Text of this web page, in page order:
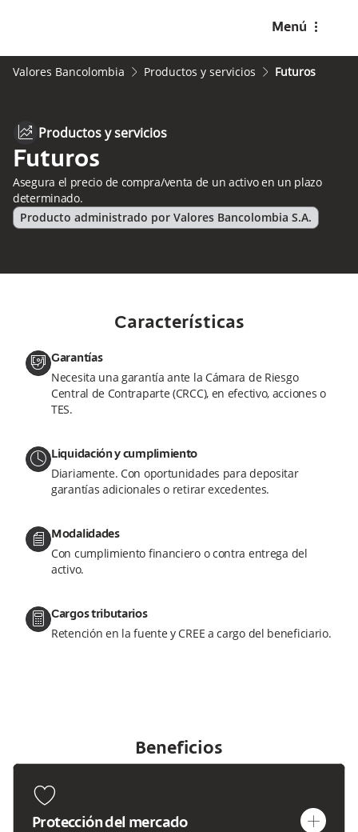
menu-dots-v
Menú
Valores Bancolombia arrow2-right Productos y servicios arrow2-right Futuros
chart-line Productos y servicios
Futuros
Asegura el precio de compra/venta de un activo en un plazo
determinado.
Producto administrado por Valores Bancolombia S.A.
Características
hand-holding-cash Garantías
Necesita una garantía ante la Cámara de Riesgo
Central de Contraparte (CRCC), en efectivo, acciones o
TES.
calendar-clock Liquidación y cumplimiento
Diariamente. Con oportunidades para depositar
garantías adicionales o retirar excedentes.
document Modalidades
Con cumplimiento financiero o contra entrega del
activo.
calculator Cargos tributarios
Retención en la fuente y CREE a cargo del beneficiario.
Beneficios
Protección del mercado plus
heart